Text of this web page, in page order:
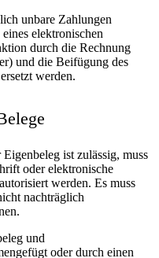
unbare Zahlungen
elektronischen
durch die Rechnung
und die Beifügung des
werden.
ist zulässig, muss
oder elektronische
werden. Es muss
nachträglich
und
oder durch einen